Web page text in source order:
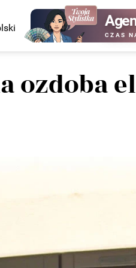
CZAS
ozdoba